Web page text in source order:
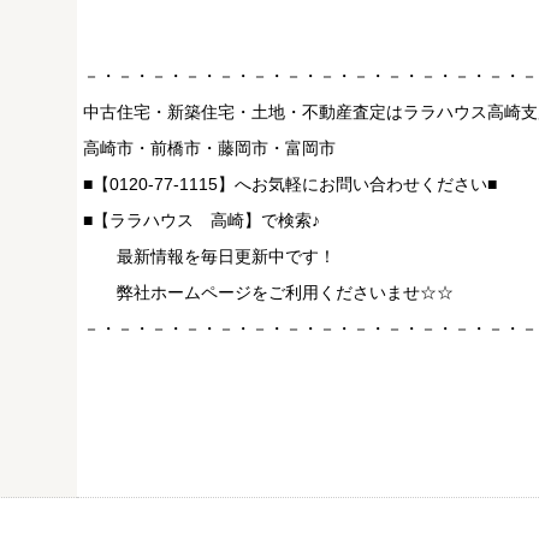
－・－・－・－・－・－・－・－・－・－・－・－・－・
中古住宅・新築住宅・土地・不動産査定はララハウス高崎
高崎市・前橋市・藤岡市・富岡市
■【0120-77-1115】へお気軽にお問い合わせください■
■【ララハウス 高崎】で検索♪
最新情報を毎日更新中です！
弊社ホームページをご利用くださいませ☆☆
－・－・－・－・－・－・－・－・－・－・－・－・－・